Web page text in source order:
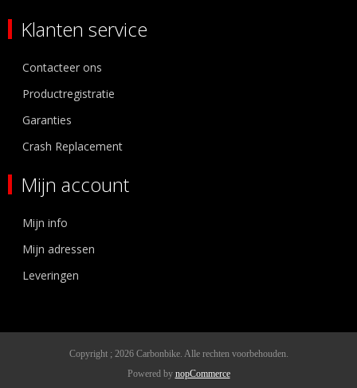
Klanten service
Contacteer ons
Productregistratie
Garanties
Crash Replacement
Mijn account
Mijn info
Mijn adressen
Leveringen
Copyright ; 2026 Carbonbike. Alle rechten voorbehouden.
Powered by nopCommerce